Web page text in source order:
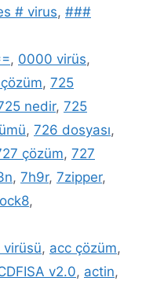
# virus, ###
, 0000 virüs,
, 725
nedir, 725
, 726 dosyası,
çözüm, 727
, 7h9r, 7zipper,
,
virüsü, acc çözüm,
v2.0, actin,